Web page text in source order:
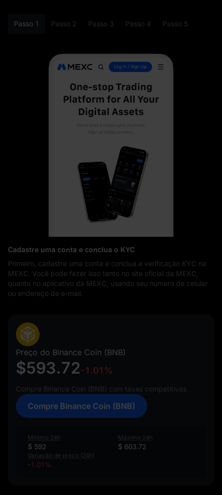
Passo 1 Passo 2 Passo 3 Passo 4 Passo 5
Cadastre uma conta e conclua o KYC
Primeiro, cadastre uma conta e conclua a verificação KYC na
MEXC. Você pode fazer isso tanto no site oficial da MEXC,
quanto no aplicativo da MEXC, usando seu número de celular
ou endereço de e-mail.
Preço do Binance Coin (BNB)
$593.72-1.01%
Compre Binance Coin (BNB) com taxas competitivas.
Compre Binance Coin (BNB)
Mínimo 24h
$ 592
Máximo 24h
$ 603.72
Variação de preço (24h)
-1.01%